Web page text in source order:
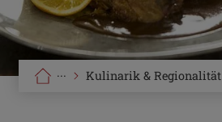
Kulinarik & Regionalität
···